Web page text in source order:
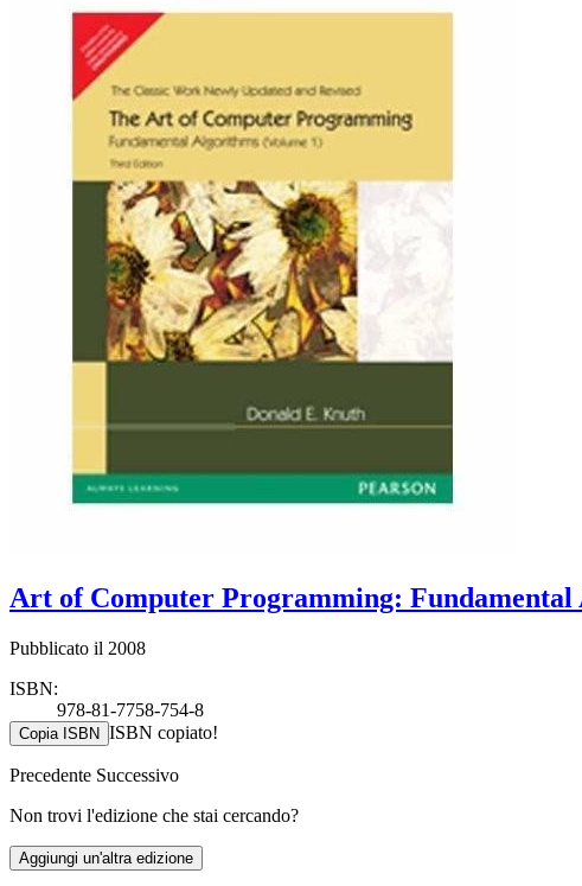
Art of Computer Programming: Fundamental
Pubblicato il 2008
ISBN:
978-81-7758-754-8
Copia ISBN ISBN copiato!
Precedente Successivo
Non trovi l'edizione che stai cercando?
Aggiungi un'altra edizione